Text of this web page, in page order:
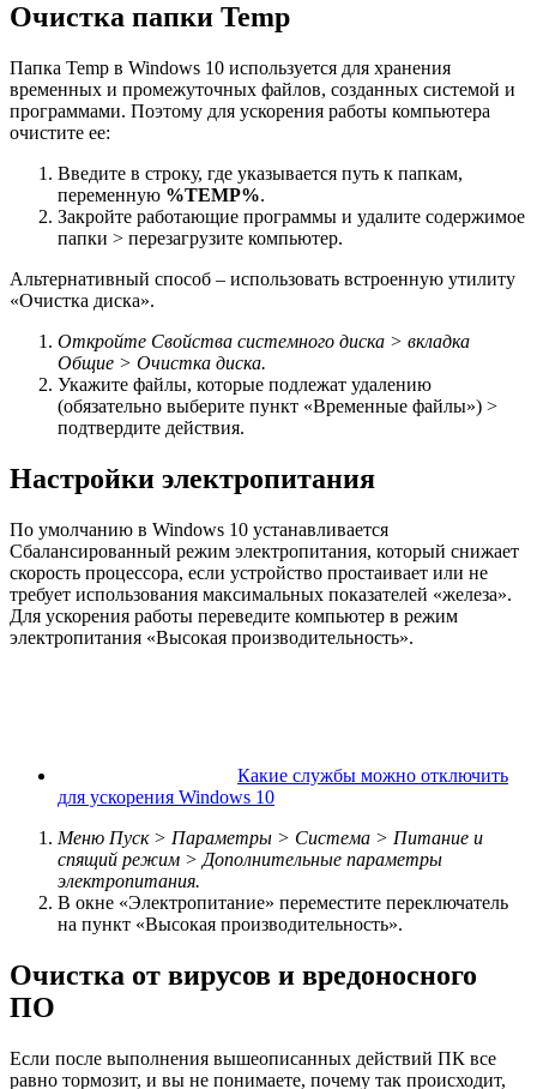
Очистка папки Temp
Папка Temp в Windows 10 используется для хранения
временных и промежуточных файлов, созданных системой и
программами. Поэтому для ускорения работы компьютера
очистите ее:
Введите в строку, где указывается путь к папкам,
переменную %TEMP%.
Закройте работающие программы и удалите содержимое
папки > перезагрузите компьютер.
Альтернативный способ – использовать встроенную утилиту
«Очистка диска».
Откройте Свойства системного диска > вкладка
Общие > Очистка диска.
Укажите файлы, которые подлежат удалению
(обязательно выберите пункт «Временные файлы») >
подтвердите действия.
Настройки электропитания
По умолчанию в Windows 10 устанавливается
Сбалансированный режим электропитания, который снижает
скорость процессора, если устройство простаивает или не
требует использования максимальных показателей «железа».
Для ускорения работы переведите компьютер в режим
электропитания «Высокая производительность».
Какие службы можно отключить
для ускорения Windows 10
Меню Пуск > Параметры > Система > Питание и
спящий режим > Дополнительные параметры
электропитания.
В окне «Электропитание» переместите переключатель
на пункт «Высокая производительность».
Очистка от вирусов и вредоносного
ПО
Если после выполнения вышеописанных действий ПК все
равно тормозит, и вы не понимаете, почему так происходит,